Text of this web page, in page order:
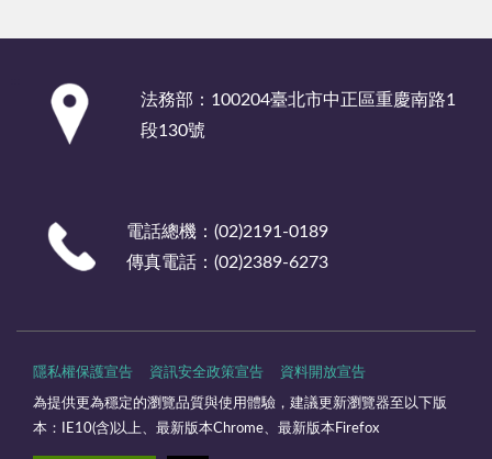
法務部：100204臺北市中正區重慶南路1
段130號
電話總機：(02)2191-0189
傳真電話：(02)2389-6273
隱私權保護宣告 資訊安全政策宣告 資料開放宣告
為提供更為穩定的瀏覽品質與使用體驗，建議更新瀏覽器至以下版
本：IE10(含)以上、最新版本Chrome、最新版本Firefox